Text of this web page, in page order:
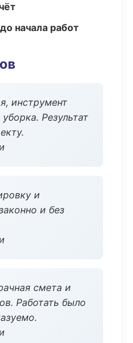
начала работ
инструмент
Результат
и
и без
смета и
Работать было